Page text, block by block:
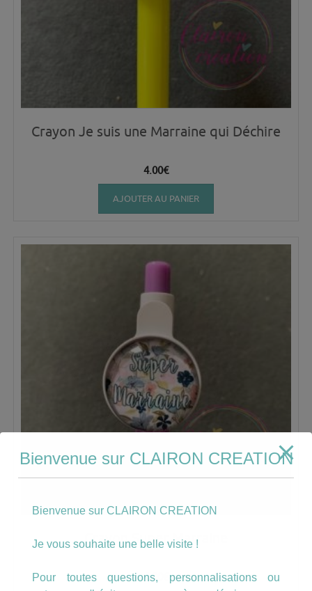
Crayon Je suis une Marraine qui Déchire
4.00€
AJOUTER AU PANIER
Crayon Super Marraine
4.00
Bienvenue sur CLAIRON CREATION
Bienvenue sur CLAIRON CREATION
Je vous souhaite une belle visite !
Pour toutes questions, personnalisations ou